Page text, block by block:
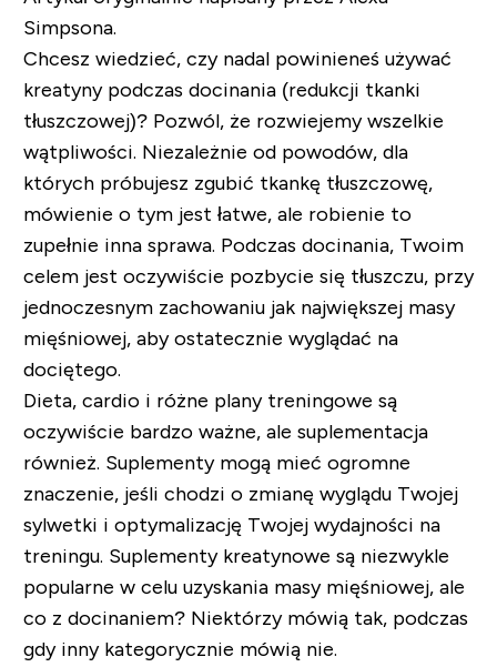
Simpsona.
Chcesz wiedzieć, czy nadal powinieneś używać
kreatyny podczas docinania (redukcji tkanki
tłuszczowej)? Pozwól, że rozwiejemy wszelkie
wątpliwości. Niezależnie od powodów, dla
których próbujesz zgubić tkankę tłuszczowę,
mówienie o tym jest łatwe, ale robienie to
zupełnie inna sprawa. Podczas docinania, Twoim
celem jest oczywiście pozbycie się tłuszczu, przy
jednoczesnym zachowaniu jak największej masy
mięśniowej, aby ostatecznie wyglądać na
dociętego.
Dieta, cardio i różne plany treningowe są
oczywiście bardzo ważne, ale suplementacja
również. Suplementy mogą mieć ogromne
znaczenie, jeśli chodzi o zmianę wyglądu Twojej
sylwetki i optymalizację Twojej wydajności na
treningu. Suplementy kreatynowe są niezwykle
popularne w celu uzyskania masy mięśniowej, ale
co z docinaniem? Niektórzy mówią tak, podczas
gdy inny kategorycznie mówią nie.